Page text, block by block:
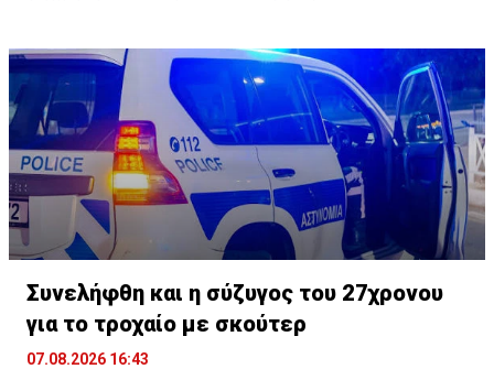
Συνελήφθη και η σύζυγος του 27χρονου
για το τροχαίο με σκούτερ
07.08.2026 16:43